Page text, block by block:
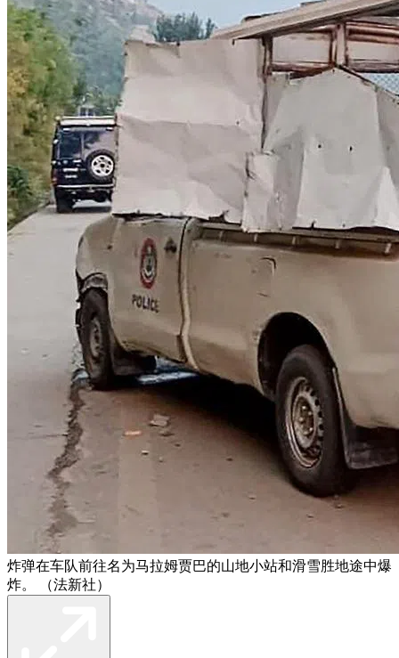
炸弹在车队前往名为马拉姆贾巴的山地小站和滑雪胜地途中爆
炸。 （法新社）